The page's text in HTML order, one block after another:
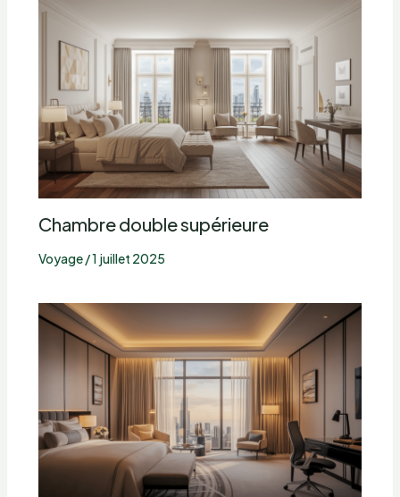
Chambre double supérieure
Voyage/1 juillet 2025